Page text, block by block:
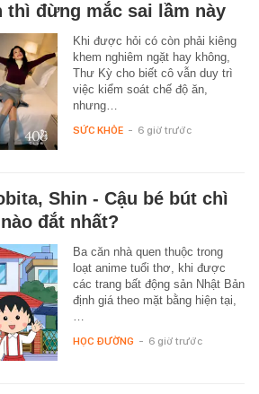
thì đừng mắc sai lầm này
Khi được hỏi có còn phải kiêng
khem nghiêm ngặt hay không,
Thư Kỳ cho biết cô vẫn duy trì
việc kiểm soát chế độ ăn,
nhưng…
SỨC KHỎE - 6 giờ trước
Shin - Cậu bé bút chì
đắt nhất?
Ba căn nhà quen thuộc trong
loạt anime tuổi thơ, khi được
các trang bất động sản Nhật Bản
định giá theo mặt bằng hiện tại,
…
HỌC ĐƯỜNG - 6 giờ trước